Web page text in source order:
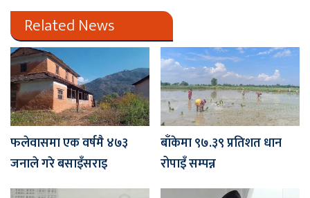
Related News
फलेवासमा एक वर्षमै ४७३
जनाले गरे बसाइँसराइ
बाँकेमा ९७‍.३९ प्रतिशत धान
रोपाइँ सम्पन्न